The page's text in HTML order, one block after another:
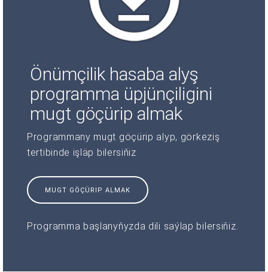
Önümçilik hasaba alyş
programma üpjünçiligini
mugt göçürip almak
Programmany mugt göçürip alyp, görkeziş
tertibinde işläp bilersiňiz
MUGT GÖÇÜRIP ALMAK
Programma başlanyňyzda dili saýlap bilersiňiz.